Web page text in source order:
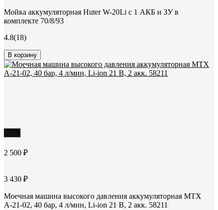
Мойка аккумуляторная Huter W-20Li с 1 АКБ и ЗУ в
комплекте 70/8/93
4.8(18)
В корзину
2 500 ₽
3 430 ₽
Моечная машина высокого давления аккумуляторная MTX
А-21-02, 40 бар, 4 л/мин, Li-ion 21 В, 2 акк. 58211